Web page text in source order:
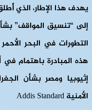
إلى “تنسيق المواقف”
التطورات في البحر
هذه المبادرة باهتمام
إثيوبيا ومصر بشأن
الأمنية Addis Standard